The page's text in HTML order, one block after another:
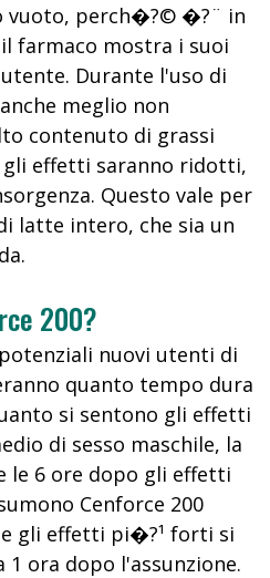
vuoto, perch�?© �?¨ in
farmaco mostra i suoi
Durante l'uso di
meglio non
contenuto di grassi
gli effetti saranno ridotti,
Questo vale per
latte intero, che sia un
200?
nuovi utenti di
quanto tempo dura
si sentono gli effetti
di sesso maschile, la
le 6 ore dopo gli effetti
Cenforce 200
gli effetti pi�?¹ forti si
ora dopo l'assunzione.